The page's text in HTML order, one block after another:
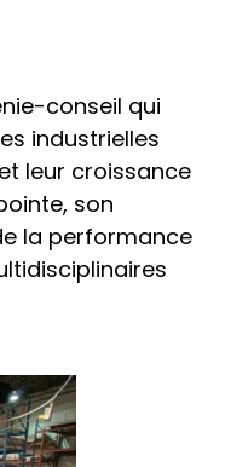
conseil qui
industrielles
leur croissance
son
la performance